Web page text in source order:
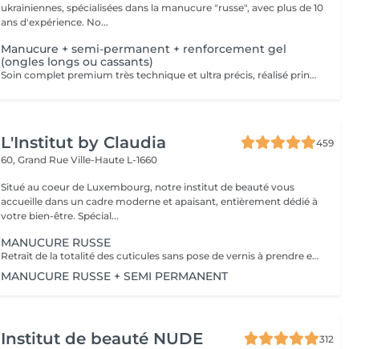
ukrainiennes, spécialisées dans la manucure "russe", avec plus de 10
ans d'expérience. No...
Manucure + semi-permanent + renforcement gel
(ongles longs ou cassants)
Soin complet premium très technique et ultra précis, réalisé principalement à la ponceuse afin d'obtenir un contour d'ongle parfaitement net et une application du vernis au plus près, voire légèrement sous la cuticule. Cette technique permet de retarder visuellement la repousse d'environ 10 jours. Résultat visuel : -Ongles extrêmement soignés, contours nets, forme impeccable -Effet Instagram / photo studio : propre, précis, sans petites peaux apparentes Nous incluons un renforcement en gel, fortement conseillé pour les ongles longs, fragiles ou cassants. Une solution idéale pour des ongles impeccables et durables : -Tenue moyenne : Jusqu'à 4 semaines !!!! Contenu de la prestation -> 95 € : -Dépose de l'ancien vernis semi-permanent et/ou gel (si nécessaire, déjà incluse dans ce prix/service) -Préparation très minutieuse de la plaque de l'ongle -Élimination des peaux mortes -Mise en forme et limage des ongles -Traitement délicat des cuticules -Renforcement en gel -Correction de la forme naturelle des ongles (optionnel, réservez svp "AVEC décoration simple" dans ce cas) -Application du vernis semi-permanent -Application d'huile pour cuticules et de crème pour les mains Optionnel : -Prix par ongle pour extension jusqu'à 5 ongles (réservez svp "AVEC décoration simple" dans ce cas) +3€ par ongle -Prix par ongle pour décoration jusqu'à 5 ongles (réservez svp "AVEC décoration simple" dans ce cas) +3€ par ongle -Prix pour décoration simple (French, Chrome, Baby Boomer, Cat Eyes, Stickers, Foil) 6-10 ongles -> +20€ -Prix pour décoration complexe (3D, Dessins à la mains, Stamping, French avec Chrome, Baby Boomer avec Chrome, French avec Cat Eyes) 6-10 ongles -> +30€
L'Institut by Claudia
459
60, Grand RueVille-Haute L-1660
Situé au coeur de Luxembourg, notre institut de beauté vous
accueille dans un cadre moderne et apaisant, entièrement dédié à
votre bien-être. Spécial...
MANUCURE RUSSE
Retrait de la totalité des cuticules sans pose de vernis à prendre en plus
MANUCURE RUSSE + SEMI PERMANENT
Institut de beauté NUDE
312